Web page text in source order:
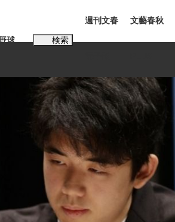
球 検索
週刊文春 文藝春秋